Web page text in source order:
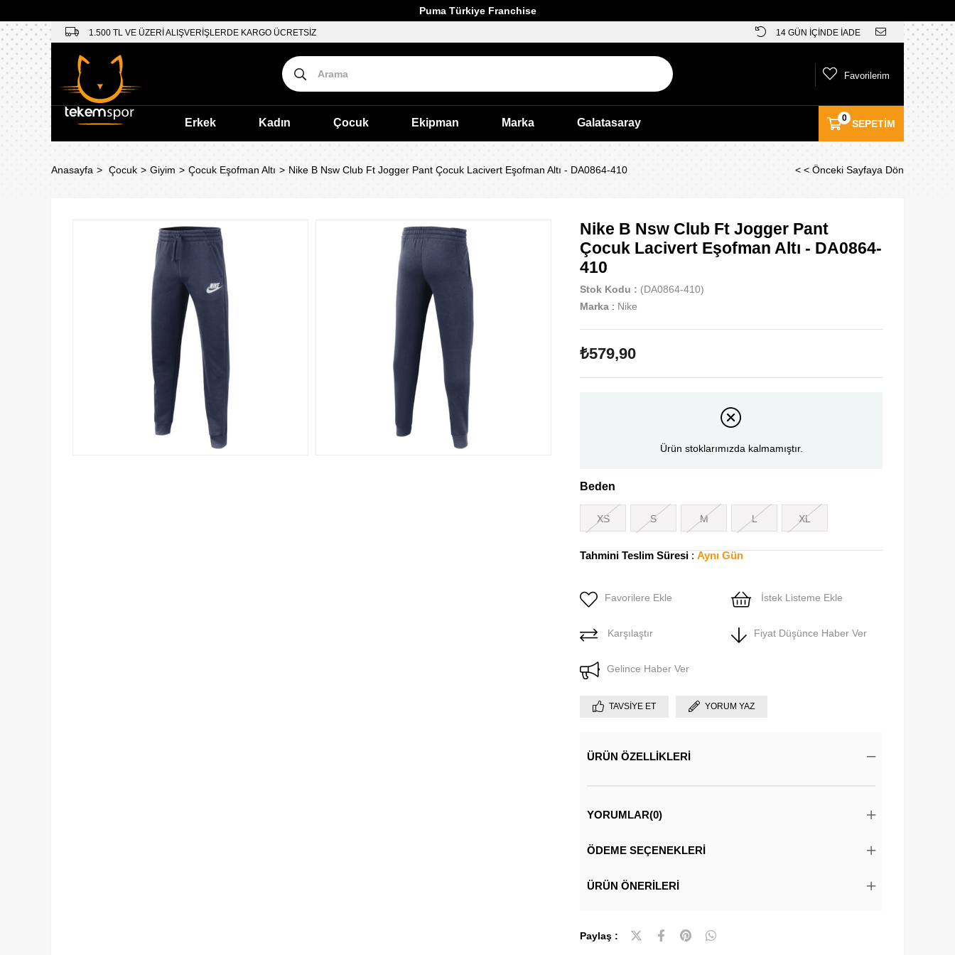
Puma Türkiye Franchise
1.500 TL VE ÜZERİ ALIŞVERİŞLERDE KARGO ÜCRETSİZ 14 GÜN İÇİNDE İADE
SEPETIM
0
Favorilerim
Erkek Kadın Çocuk Ekipman Marka Galatasaray
Anasayfa Çocuk Giyim Çocuk Eşofman Altı Nike B Nsw Club Ft Jogger Pant Çocuk Lacivert Eşofman Altı - DA0864-410 < < Önceki Sayfaya Dön
Nike B Nsw Club Ft Jogger Pant
Çocuk Lacivert Eşofman Altı - DA0864-
410
Stok Kodu
(DA0864-410)
Marka : Nike
₺579,90
Ürün stoklarımızda kalmamıştır.
Beden
XS S M L XL
Tahmini Teslim Süresi : Aynı Gün
Favorilere Ekle İstek Listeme Ekle
Karşılaştır Fiyat Düşünce Haber Ver
Gelince Haber Ver
TAVSIYE ET YORUM YAZ
ÜRÜN ÖZELLIKLERI
YORUMLAR(0)
ÖDEME SEÇENEKLERI
ÜRÜN ÖNERILERI
Paylaş :